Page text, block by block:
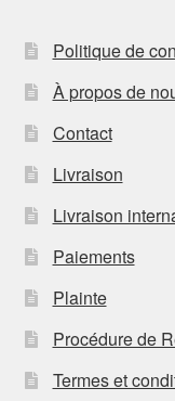
Politique de
À propos de
Contact
Livraison
Livraison
Paiements
Plainte
Procédure de
Termes et